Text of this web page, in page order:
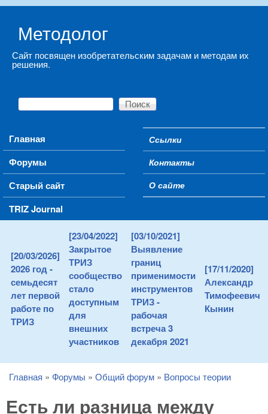
Методолог
Сайт посвящен изобретательским задачам и методам их
решения.
Форма поиска
Поиск
Main menu
Главная
Форумы
Старый сайт
TRIZ Journal
Secondary menu
Ссылки
Контакты
О сайте
[20/03/2026]
2026 год -
семьдесят
лет первой
работе по
ТРИЗ
[23/04/2022]
Закрытое
ТРИЗ
сообщество
стало
доступным
для
внешних
участников
[03/10/2021]
Выявление
границ
применимости
инструментов
ТРИЗ -
рабочая
встреча 3
декабря 2021
[17/11/2020]
Александр
Тимофеевич
Кынин
You are here
Главная » Форумы » Общий форум » Вопросы теории
Есть ли разница между